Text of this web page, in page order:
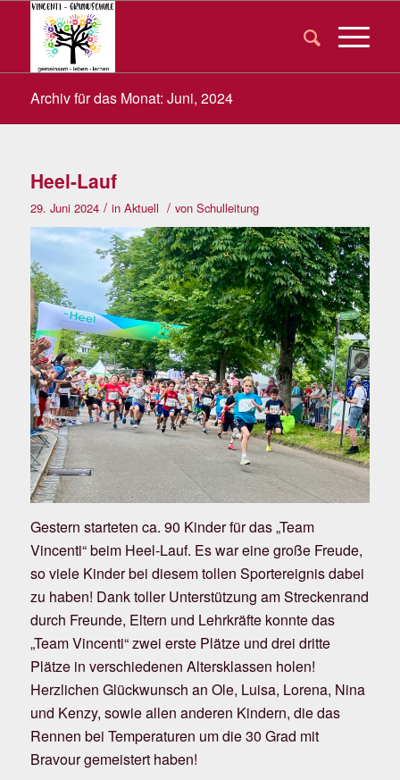
Archiv für das Monat: Juni, 2024
Heel-Lauf
29. Juni 2024 / in Aktuell / von Schulleitung
Gestern starteten ca. 90 Kinder für das „Team
Vincenti“ beim Heel-Lauf. Es war eine große Freude,
so viele Kinder bei diesem tollen Sportereignis dabei
zu haben! Dank toller Unterstützung am Streckenrand
durch Freunde, Eltern und Lehrkräfte konnte das
„Team Vincenti“ zwei erste Plätze und drei dritte
Plätze in verschiedenen Altersklassen holen!
Herzlichen Glückwunsch an Ole, Luisa, Lorena, Nina
und Kenzy, sowie allen anderen Kindern, die das
Rennen bei Temperaturen um die 30 Grad mit
Bravour gemeistert haben!